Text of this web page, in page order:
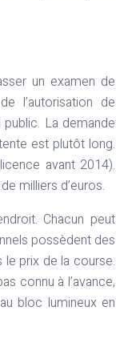
un examen de
l’autorisation de
La demande
est plutôt long.
avant 2014).
milliers d’euros.
Chacun peut
possèdent des
prix de la course.
connu à l’avance,
bloc lumineux en